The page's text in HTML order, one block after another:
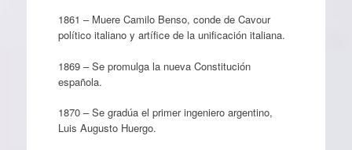
1861 – Muere Camilo Benso, conde de Cavour
político italiano y artífice de la unificación italiana.
1869 – Se promulga la nueva Constitución
española.
1870 – Se gradúa el primer ingeniero argentino,
Luis Augusto Huergo.